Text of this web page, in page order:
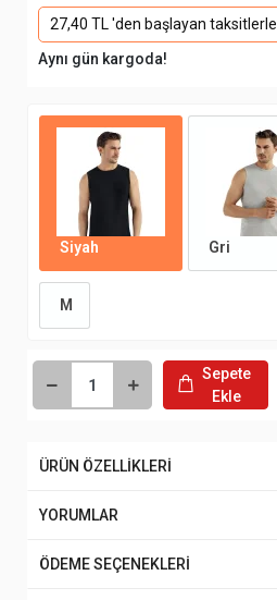
27,40 TL 'den başlayan taksitlerle
Aynı gün kargoda!
Siyah Gri
M
Sepete
Ekle
ÜRÜN ÖZELLİKLERİ
YORUMLAR
ÖDEME SEÇENEKLERİ